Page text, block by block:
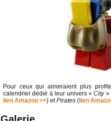
Pour ceux qui aimeraient plus
calendrier dédié à leur univers «City»
lien Amazon >>) etPirates ( lien